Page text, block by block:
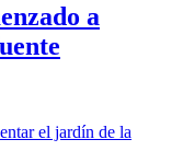
a